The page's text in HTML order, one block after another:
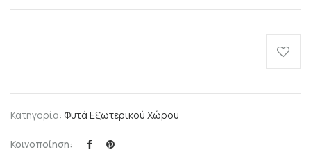
Κατηγορία: Φυτά Εξωτερικού Χώρου
Κοινοποίηση: